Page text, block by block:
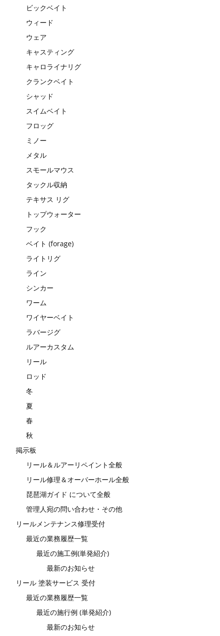
ビックベイト
ウィード
ウェア
キャスティング
キャロライナリグ
クランクベイト
シャッド
スイムベイト
フロッグ
ミノー
メタル
スモールマウス
タックル収納
テキサス リグ
トップウォーター
フック
ベイト (forage)
ライトリグ
ライン
シンカー
ワーム
ワイヤーベイト
ラバージグ
ルアーカスタム
リール
ロッド
冬
夏
春
秋
掲示板
リール＆ルアーリペイント全般
リール修理＆オーバーホール全般
琵琶湖ガイド について全般
管理人宛の問い合わせ・その他
リールメンテナンス修理受付
最近の業務履歴一覧
最近の施工例(単発紹介)
最新のお知らせ
リール 塗装サービス 受付
最近の業務履歴一覧
最近の施行例 (単発紹介)
最新のお知らせ